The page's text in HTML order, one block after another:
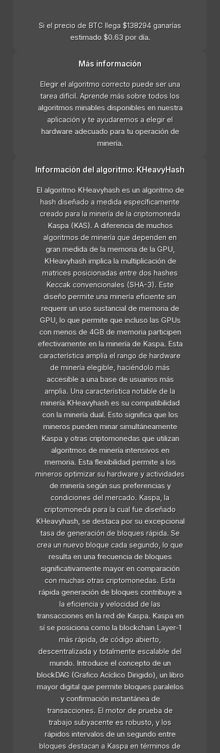
Si el precio de BTC llega $138294 ganarías
estimado $0.63 por día.
Más información
Elegir el algoritmo correcto puede ser una
tarea difícil. Aprende más sobre todos los
algoritmos minables disponibles en nuestra
aplicación y te ayudaremos a elegir el
hardware adecuado para tu operación de
minería.
Información del algoritmo: KHeavyHash
El algoritmo KHeavyhash es un algoritmo de
hash diseñado a medida específicamente
creado para la minería de la criptomoneda
Kaspa (KAS). A diferencia de muchos
algoritmos de minería que dependen en
gran medida de la memoria de la GPU,
KHeavyhash implica la multiplicación de
matrices posicionadas entre dos hashes
Keccak convencionales (SHA-3). Este
diseño permite una minería eficiente sin
requerir un uso sustancial de memoria de
GPU, lo que permite que incluso las GPUs
con menos de 4GB de memoria participen
efectivamente en la minería de Kaspa. Esta
característica amplía el rango de hardware
de minería elegible, haciéndolo más
accesible a una base de usuarios más
amplia. Una característica notable de la
minería KHeavyhash es su compatibilidad
con la minería dual. Esto significa que los
mineros pueden minar simultáneamente
Kaspa y otras criptomonedas que utilizan
algoritmos de minería intensivos en
memoria. Esta flexibilidad permite a los
mineros optimizar su hardware y actividades
de minería según sus preferencias y
condiciones del mercado. Kaspa, la
criptomoneda para la cual fue diseñado
KHeavyhash, se destaca por su excepcional
tasa de generación de bloques rápida. Se
crea un nuevo bloque cada segundo, lo que
resulta en una frecuencia de bloques
significativamente mayor en comparación
con muchas otras criptomonedas. Esta
rápida generación de bloques contribuye a
la eficiencia y velocidad de las
transacciones en la red de Kaspa. Kaspa en
sí se posiciona como la blockchain Layer-1
más rápida, de código abierto,
descentralizada y totalmente escalable del
mundo. Introduce el concepto de un
blockDAG (Grafico Acíclico Dirigido), un libro
mayor digital que permite bloques paralelos
y confirmación instantánea de
transacciones. El motor de prueba de
trabajo subyacente es robusto, y los
rápidos intervalos de un segundo entre
bloques destacan a Kaspa en términos de